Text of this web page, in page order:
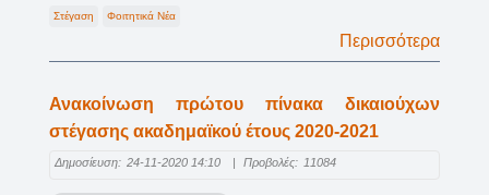
Στέγαση Φοιτητικά Νέα
Περισσότερα
Ανακοίνωση πρώτου πίνακα δικαιούχων
στέγασης ακαδημαϊκού έτους 2020-2021
Δημοσίευση: 24-11-2020 14:10 | Προβολές: 11084